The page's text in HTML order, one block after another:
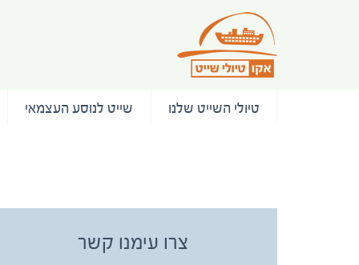
טיולי השייט שלנו שייט לנוסע העצמאי
צרו עימנו קשר